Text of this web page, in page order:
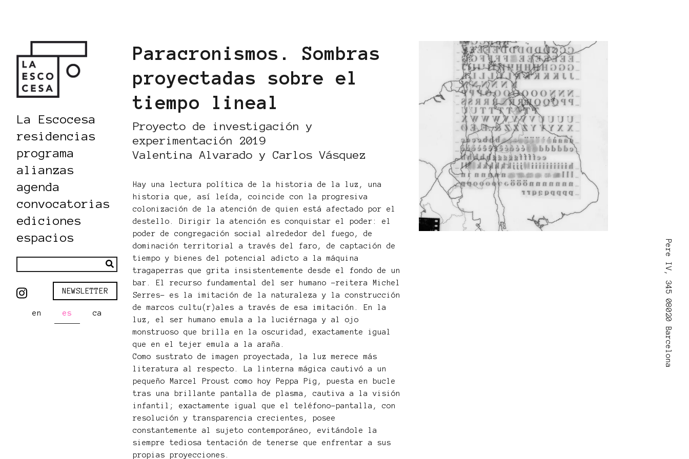
Pere IV, 345 08020 Barcelona
La Escocesa
residencias
programa
alianzas
agenda
convocatorias
ediciones
espacios
NEWSLETTER
en es ca
Paracronismos. Sombras
proyectadas sobre el
tiempo lineal
Proyecto de investigación y
experimentación 2019
Valentina Alvarado y Carlos Vásquez
Hay una lectura política de la historia de la luz, una
historia que, así leída, coincide con la progresiva
colonización de la atención de quien está afectado por el
destello. Dirigir la atención es conquistar el poder: el
poder de congregación social alrededor del fuego, de
dominación territorial a través del faro, de captación de
tiempo y bienes del potencial adicto a la máquina
tragaperras que grita insistentemente desde el fondo de un
bar. El recurso fundamental del ser humano –reitera Michel
Serres– es la imitación de la naturaleza y la construcción
de marcos cultu(r)ales a través de esa imitación. En la
luz, el ser humano emula a la luciérnaga y al ojo
monstruoso que brilla en la oscuridad, exactamente igual
que en el tejer emula a la araña.
Como sustrato de imagen proyectada, la luz merece más
literatura al respecto. La linterna mágica cautivó a un
pequeño Marcel Proust como hoy Peppa Pig, puesta en bucle
tras una brillante pantalla de plasma, cautiva a la visión
infantil; exactamente igual que el teléfono-pantalla, con
resolución y transparencia crecientes, posee
constantemente al sujeto contemporáneo, evitándole la
siempre tediosa tentación de tenerse que enfrentar a sus
propias proyecciones.